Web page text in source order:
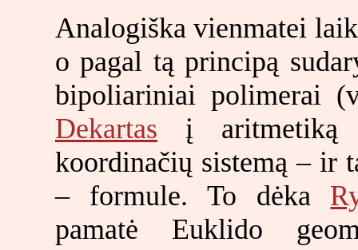
Analogiška vienmatei
o pagal tą principą
bipoliariniai polimerai
Dekartas į aritmetiką
koordinačių sistemą – ir
– formule. To dėka
pamatė Euklido